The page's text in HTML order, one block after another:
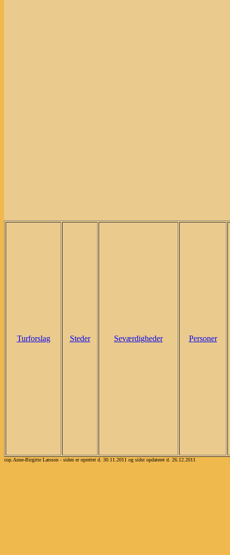
Turforslag Steder Seværdigheder Personer
cop.Anne-Birgitte Larsson - siden er oprettet d. 30.11.2011 og sidst opdateret d. 26.12.2011